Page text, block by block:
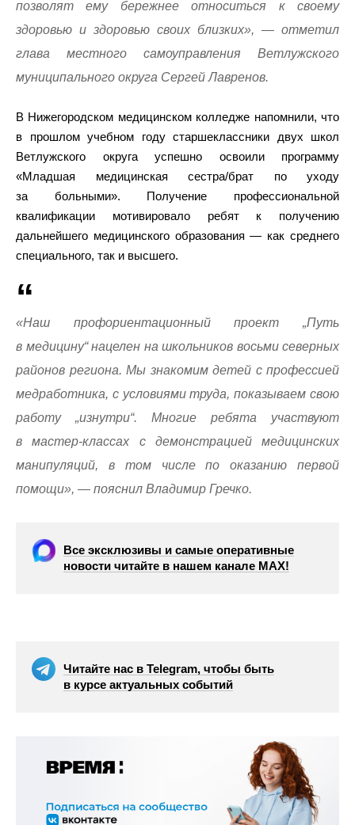
позволят ему бережнее относиться к своему
здоровью и здоровью своих близких», — отметил
глава местного самоуправления Ветлужского
муниципального округа Сергей Лавренов.
В Нижегородском медицинском колледже напомнили, что
в прошлом учебном году старшеклассники двух школ
Ветлужского округа успешно освоили программу
«Младшая медицинская сестра/брат по уходу
за больными». Получение профессиональной
квалификации мотивировало ребят к получению
дальнейшего медицинского образования — как среднего
специального, так и высшего.
«Наш профориентационный проект „Путь
в медицину“ нацелен на школьников восьми северных
районов региона. Мы знакомим детей с профессией
медработника, с условиями труда, показываем свою
работу „изнутри“. Многие ребята участвуют
в мастер-классах с демонстрацией медицинских
манипуляций, в том числе по оказанию первой
помощи», — пояснил Владимир Гречко.
Все эксклюзивы и самые оперативные
новости читайте в нашем канале МАХ!
Читайте нас в Telegram, чтобы быть
в курсе актуальных событий